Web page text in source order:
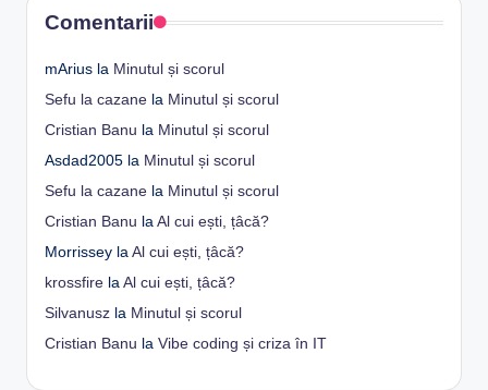
Comentarii
mArius la Minutul și scorul
Sefu la cazane la Minutul și scorul
Cristian Banu la Minutul și scorul
Asdad2005 la Minutul și scorul
Sefu la cazane la Minutul și scorul
Cristian Banu la Al cui ești, țâcă?
Morrissey la Al cui ești, țâcă?
krossfire la Al cui ești, țâcă?
Silvanusz la Minutul și scorul
Cristian Banu la Vibe coding și criza în IT